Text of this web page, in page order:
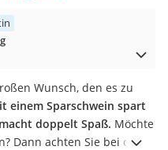
Wunsch, den es zu
einem Sparschwein spart
doppelt Spaß. Möchte
Dann achten Sie bei der